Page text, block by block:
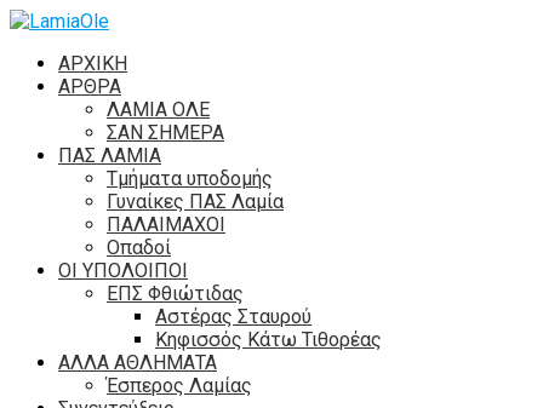
ΑΡΧΙΚΗ
ΑΡΘΡΑ
ΛΑΜΙΑ ΟΛΕ
ΣΑΝ ΣΗΜΕΡΑ
ΠΑΣ ΛΑΜΙΑ
Τμήματα υποδομής
Γυναίκες ΠΑΣ Λαμία
ΠΑΛΑΙΜΑΧΟΙ
Οπαδοί
ΟΙ ΥΠΟΛΟΙΠΟΙ
ΕΠΣ Φθιώτιδας
Αστέρας Σταυρού
Κηφισσός Κάτω Τιθορέας
ΑΛΛΑ ΑΘΛΗΜΑΤΑ
Έσπερος Λαμίας